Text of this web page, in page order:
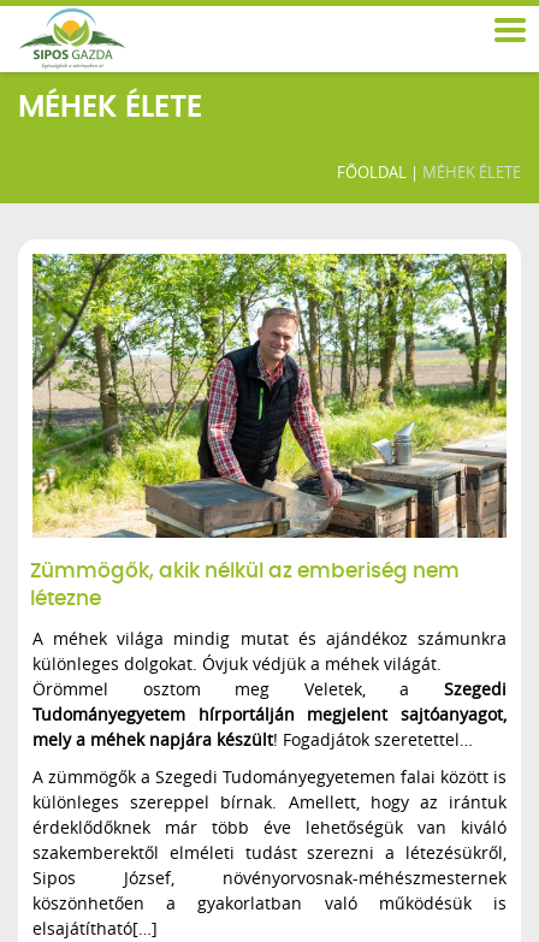
MÉHEK ÉLETE
FŐOLDAL | MÉHEK ÉLETE
Zümmögők, akik nélkül az emberiség nem
létezne
A méhek világa mindig mutat és ajándékoz számunkra
különleges dolgokat. Óvjuk védjük a méhek világát.
Örömmel osztom meg Veletek, a Szegedi
Tudományegyetem hírportálján megjelent sajtóanyagot,
mely a méhek napjára készült! Fogadjátok szeretettel…
A zümmögők a Szegedi Tudományegyetemen falai között is
különleges szereppel bírnak. Amellett, hogy az irántuk
érdeklődőknek már több éve lehetőségük van kiváló
szakemberektől elméleti tudást szerezni a létezésükről,
Sipos József, növényorvosnak-méhészmesternek
köszönhetően a gyakorlatban való működésük is
elsajátítható[…]